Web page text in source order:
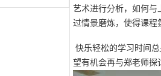
艺术进行分析，如何与
过情景磨炼，使得课程
快乐轻松的学习时间
望有机会再与郑老师探